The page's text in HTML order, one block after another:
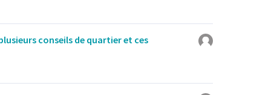
conseils de quartier et ces